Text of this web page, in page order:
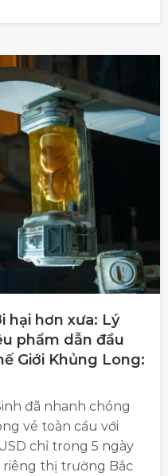
hại hơn xưa: Lý
phẩm dẫn đầu
Giới Khủng Long:
đã nhanh chóng
vé toàn cầu với
chỉ trong 5 ngày
riêng thị trường Bắc